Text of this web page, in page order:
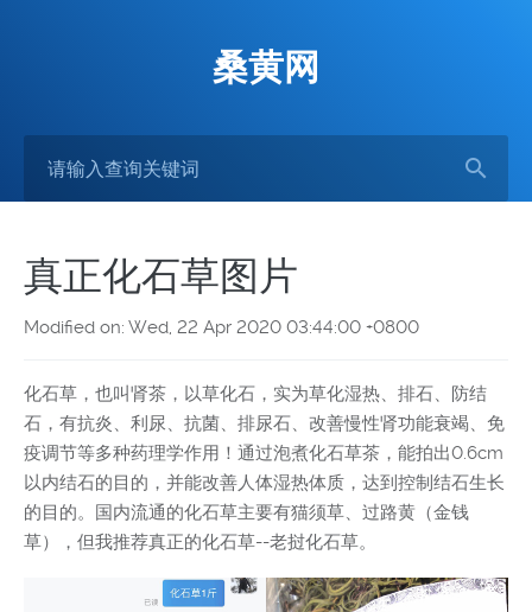
桑黄网
真正化石草图片
Modified on: Wed, 22 Apr 2020 03:44:00 +0800
化石草，也叫肾茶，以草化石，实为草化湿热、排石、防结
石，有抗炎、利尿、抗菌、排尿石、改善慢性肾功能衰竭、免
疫调节等多种药理学作用！通过泡煮化石草茶，能拍出0.6cm
以内结石的目的，并能改善人体湿热体质，达到控制结石生长
的目的。国内流通的化石草主要有猫须草、过路黄（金钱
草），但我推荐真正的化石草--老挝化石草。